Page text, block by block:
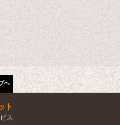
へ
ト
ス